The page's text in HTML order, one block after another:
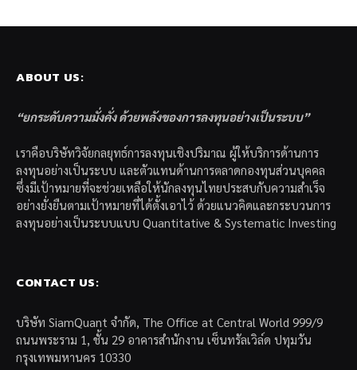
ABOUT US:
“ยกระดับความมั่งคั่ง ด้วยพลังของการลงทุนอย่างเป็นระบบ”
เราคือบริษัทวิจัยกลยุทธ์การลงทุนเชิงปริมาณ ผู้ให้บริการด้านการ
ลงทุนอย่างเป็นระบบ และตัวแทนด้านการตลาดกองทุนส่วนบุคคล
ซึ่งมีเป้าหมายที่จะช่วยเหลือให้นักลงทุนไทยประสบกับความสำเร็จ
อย่างยั่งยืนตามเป้าหมายที่ได้ตั้งเอาไว้ ด้วยแนวคิดและกระบวนการ
ลงทุนอย่างเป็นระบบแบบ Quantitative & Systematic Investing
CONTACT US:
บริษัท SiamQuant จำกัด, The Office at Central World 999/9
ถนนพระราม 1, ชั้น 29 อาคารสำนักงาน เซ็นทรัลเวิล์ด ปทุมวัน
กรุงเทพมหานคร 10330